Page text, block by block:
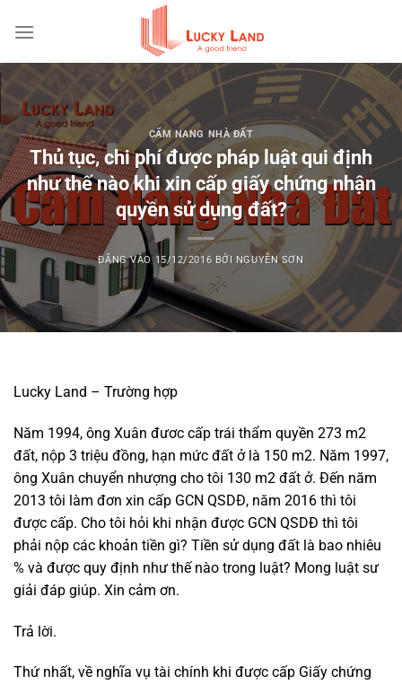
qua
dung
CẨM NANG NHÀ ĐẤT
Thủ tục, chi phí được pháp luật qui định
như thế nào khi xin cấp giấy chứng nhận
quyền sử dụng đất?
ĐĂNG VÀO 15/12/2016 BỞI NGUYỄN SƠN
Lucky Land – Trường hợp
Năm 1994, ông Xuân đươc cấp trái thẩm quyền 273 m2
đất, nộp 3 triệu đồng, hạn mức đất ở là 150 m2. Năm 1997,
ông Xuân chuyển nhượng cho tôi 130 m2 đất ở. Đến năm
2013 tôi làm đơn xin cấp GCN QSDĐ, năm 2016 thì tôi
được cấp. Cho tôi hỏi khi nhận được GCN QSDĐ thì tôi
phải nộp các khoản tiền gì? Tiền sử dụng đất là bao nhiêu
% và được quy định như thế nào trong luật? Mong luật sư
giải đáp giúp. Xin cảm ơn.
Trả lời.
Thứ nhất, về nghĩa vụ tài chính khi được cấp Giấy chứng